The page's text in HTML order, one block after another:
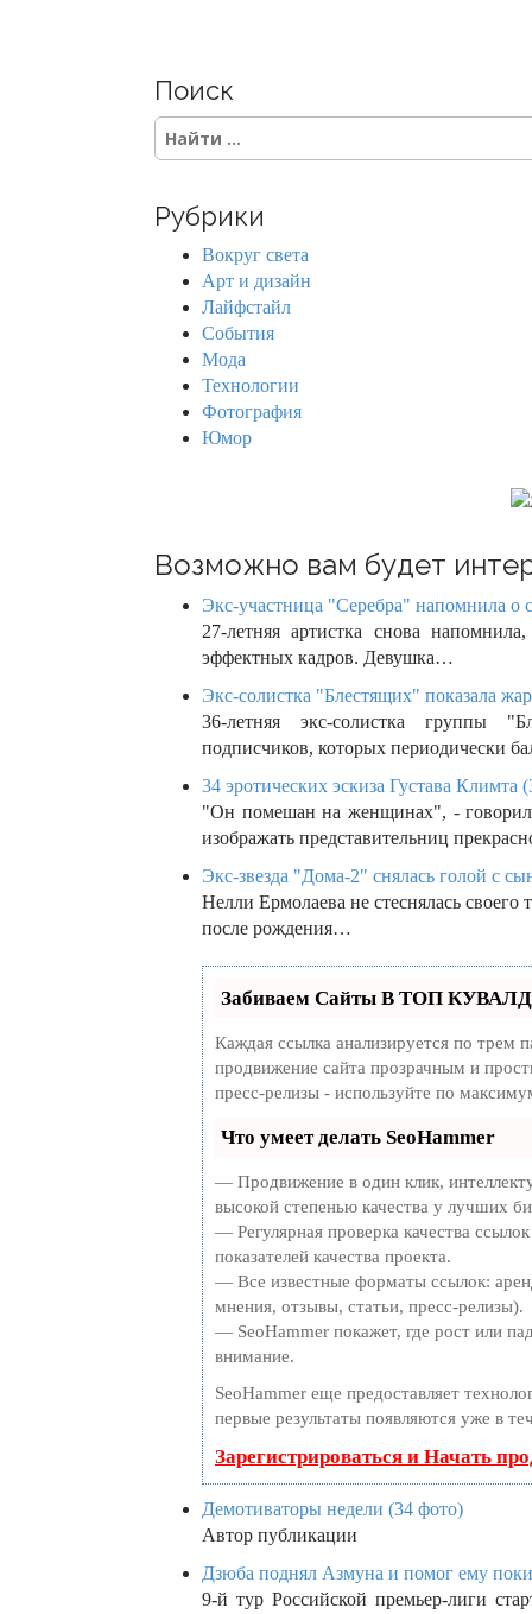
t
s
n
a
o
Поиск
S
e
c
Рубрики
Вокруг света
Арт и дизайн
Лайфстайл
События
Мода
Технологии
Фотография
Юмор
Возможно вам будет
Экс-участница "Серебра" напомнила о
27-летняя артистка снова
эффектных кадров. Девушка…
Экс-солистка "Блестящих" показала
36-летняя экс-солистка группы
подписчиков, которых периодически
34 эротических эскиза Густава Климта
"Он помешан на женщинах", -
изображать представительниц
Экс-звезда "Дома-2" снялась голой с
Нелли Ермолаева не стеснялась своего
после рождения…
Забиваем Сайты В ТОП
Каждая ссылка анализируется по трем
продвижение сайта прозрачным и
пресс-релизы - используйте по
Что умеет делать SeoHammer
— Продвижение в один клик,
высокой степенью качества у лучших
— Регулярная проверка качества
показателей качества проекта.
— Все известные форматы ссылок:
мнения, отзывы, статьи, пресс-релизы).
— SeoHammer покажет, где рост или
внимание.
SeoHammer еще предоставляет
первые результаты появляются уже в
Зарегистрироваться и Начать
Демотиваторы недели (34 фото)
Автор публикации
Дзюба поднял Азмуна и помог ему
9-й тур Российской премьер-лиги